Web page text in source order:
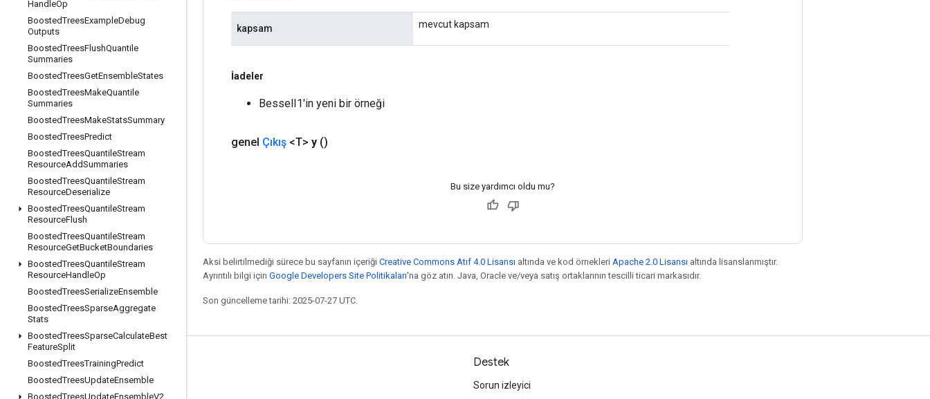
HandleOp
BoostedTreesExampleDebug
Outputs
BoostedTreesFlushQuantile
Summaries
BoostedTreesGetEnsembleStates
BoostedTreesMakeQuantile
Summaries
BoostedTreesMakeStatsSummary
BoostedTreesPredict
BoostedTreesQuantileStream
ResourceAddSummaries
BoostedTreesQuantileStream
ResourceDeserialize
BoostedTreesQuantileStream
ResourceFlush
BoostedTreesQuantileStream
ResourceGetBucketBoundaries
BoostedTreesQuantileStream
ResourceHandleOp
BoostedTreesSerializeEnsemble
BoostedTreesSparseAggregate
Stats
BoostedTreesSparseCalculateBest
FeatureSplit
BoostedTreesTrainingPredict
BoostedTreesUpdateEnsemble
BoostedTreesUpdateEnsembleV2
kapsam mevcut kapsam
İadeler
BesselI1'in yeni bir örneği
genel Çıkış <T> y ()
Bu size yardımcı oldu mu?
Aksi belirtilmediği sürece bu sayfanın içeriği Creative Commons Atıf 4.0 Lisansı altında ve kod örnekleri Apache 2.0 Lisansı altında lisanslanmıştır.
Ayrıntılı bilgi için Google Developers Site Politikaları'na göz atın. Java, Oracle ve/veya satış ortaklarının tescilli ticari markasıdır.
Son güncelleme tarihi: 2025-07-27 UTC.
Bağlı kalma
Blog
Destek
Sorun izleyici